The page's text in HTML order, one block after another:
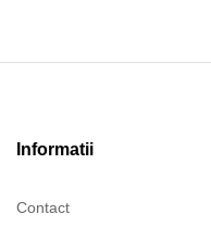
Informatii
Contact